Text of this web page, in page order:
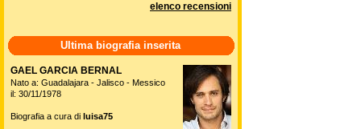
elenco recensioni
Ultima biografia inserita
GAEL GARCIA BERNAL
Nato a: Guadalajara - Jalisco - Messico
il: 30/11/1978
Biografia a cura di luisa75